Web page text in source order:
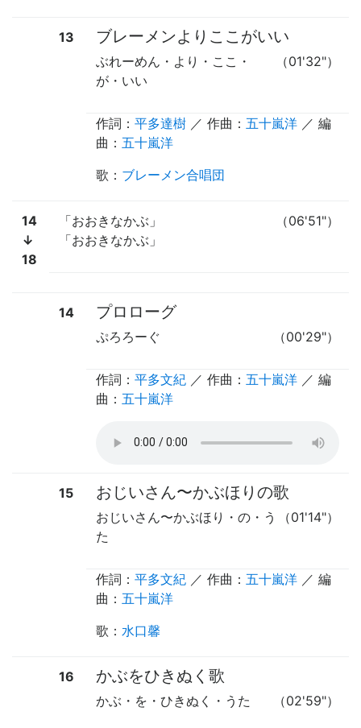
13 ブレーメンよりここがいい
（01'32"）
ぶれーめん・より・ここ・
が・いい
作詞： 平多達樹 ／ 作曲： 五十嵐洋 ／ 編
曲： 五十嵐洋
歌 ： ブレーメン合唱団
14
↓
18
（06'51"）
「おおきなかぶ」
「おおきなかぶ」
14 プロローグ
（00'29"）
ぷろろーぐ
作詞： 平多文紀 ／ 作曲： 五十嵐洋 ／ 編
曲： 五十嵐洋
15 おじいさん〜かぶほりの歌
（01'14"）
おじいさん〜かぶほり・の・う
た
作詞： 平多文紀 ／ 作曲： 五十嵐洋 ／ 編
曲： 五十嵐洋
歌 ： 水口馨
16 かぶをひきぬく歌
（02'59"）
かぶ・を・ひきぬく・うた